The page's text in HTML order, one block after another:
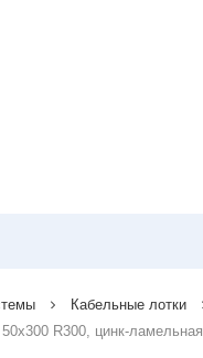
Кабельные лотки
R300, цинк-ламельная